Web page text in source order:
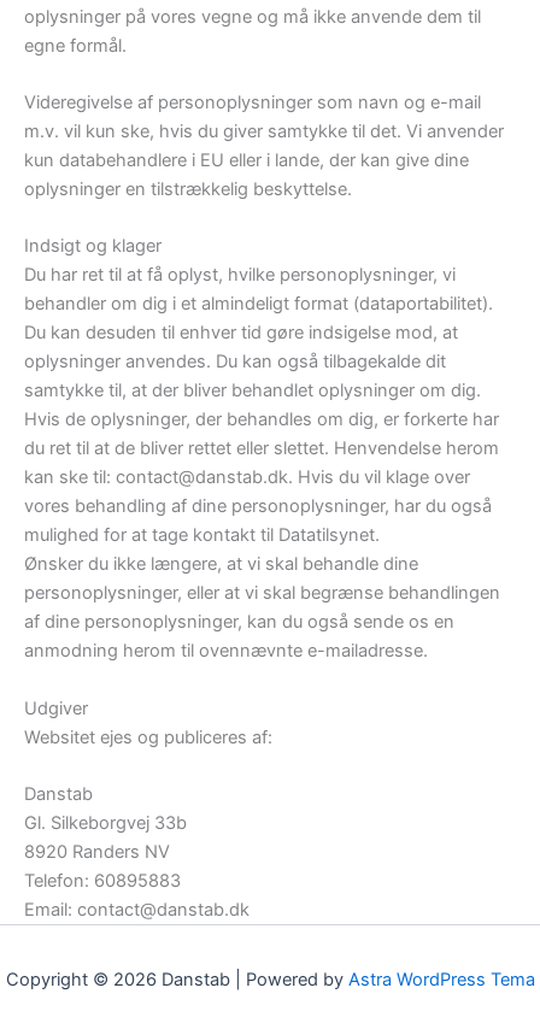
oplysninger på vores vegne og må ikke anvende dem til
egne formål.
Videregivelse af personoplysninger som navn og e-mail
m.v. vil kun ske, hvis du giver samtykke til det. Vi anvender
kun databehandlere i EU eller i lande, der kan give dine
oplysninger en tilstrækkelig beskyttelse.
Indsigt og klager
Du har ret til at få oplyst, hvilke personoplysninger, vi
behandler om dig i et almindeligt format (dataportabilitet).
Du kan desuden til enhver tid gøre indsigelse mod, at
oplysninger anvendes. Du kan også tilbagekalde dit
samtykke til, at der bliver behandlet oplysninger om dig.
Hvis de oplysninger, der behandles om dig, er forkerte har
du ret til at de bliver rettet eller slettet. Henvendelse herom
kan ske til: contact@danstab.dk. Hvis du vil klage over
vores behandling af dine personoplysninger, har du også
mulighed for at tage kontakt til Datatilsynet.
Ønsker du ikke længere, at vi skal behandle dine
personoplysninger, eller at vi skal begrænse behandlingen
af dine personoplysninger, kan du også sende os en
anmodning herom til ovennævnte e-mailadresse.
Udgiver
Websitet ejes og publiceres af:
Danstab
Gl. Silkeborgvej 33b
8920 Randers NV
Telefon: 60895883
Email: contact@danstab.dk
Copyright © 2026 Danstab | Powered by Astra WordPress Tema